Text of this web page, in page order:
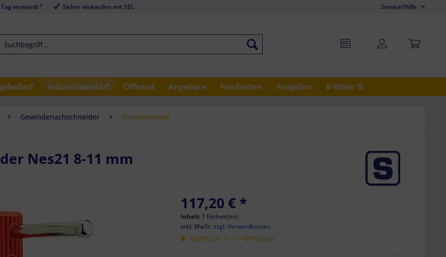
versandt ² Sicher einkaufen mit SSL Service/Hilfe
Industriebedarf Offroad Angebote Neuheiten Ratgeber B-Ware %
Gewindenachschneider Innengewinde
Nes21 8-11 mm
117,20 € *
Inhalt: 1 Einheit(en)
inkl. MwSt.zzgl. Versandkosten
Lieferzeit 7 - 10 Werktage